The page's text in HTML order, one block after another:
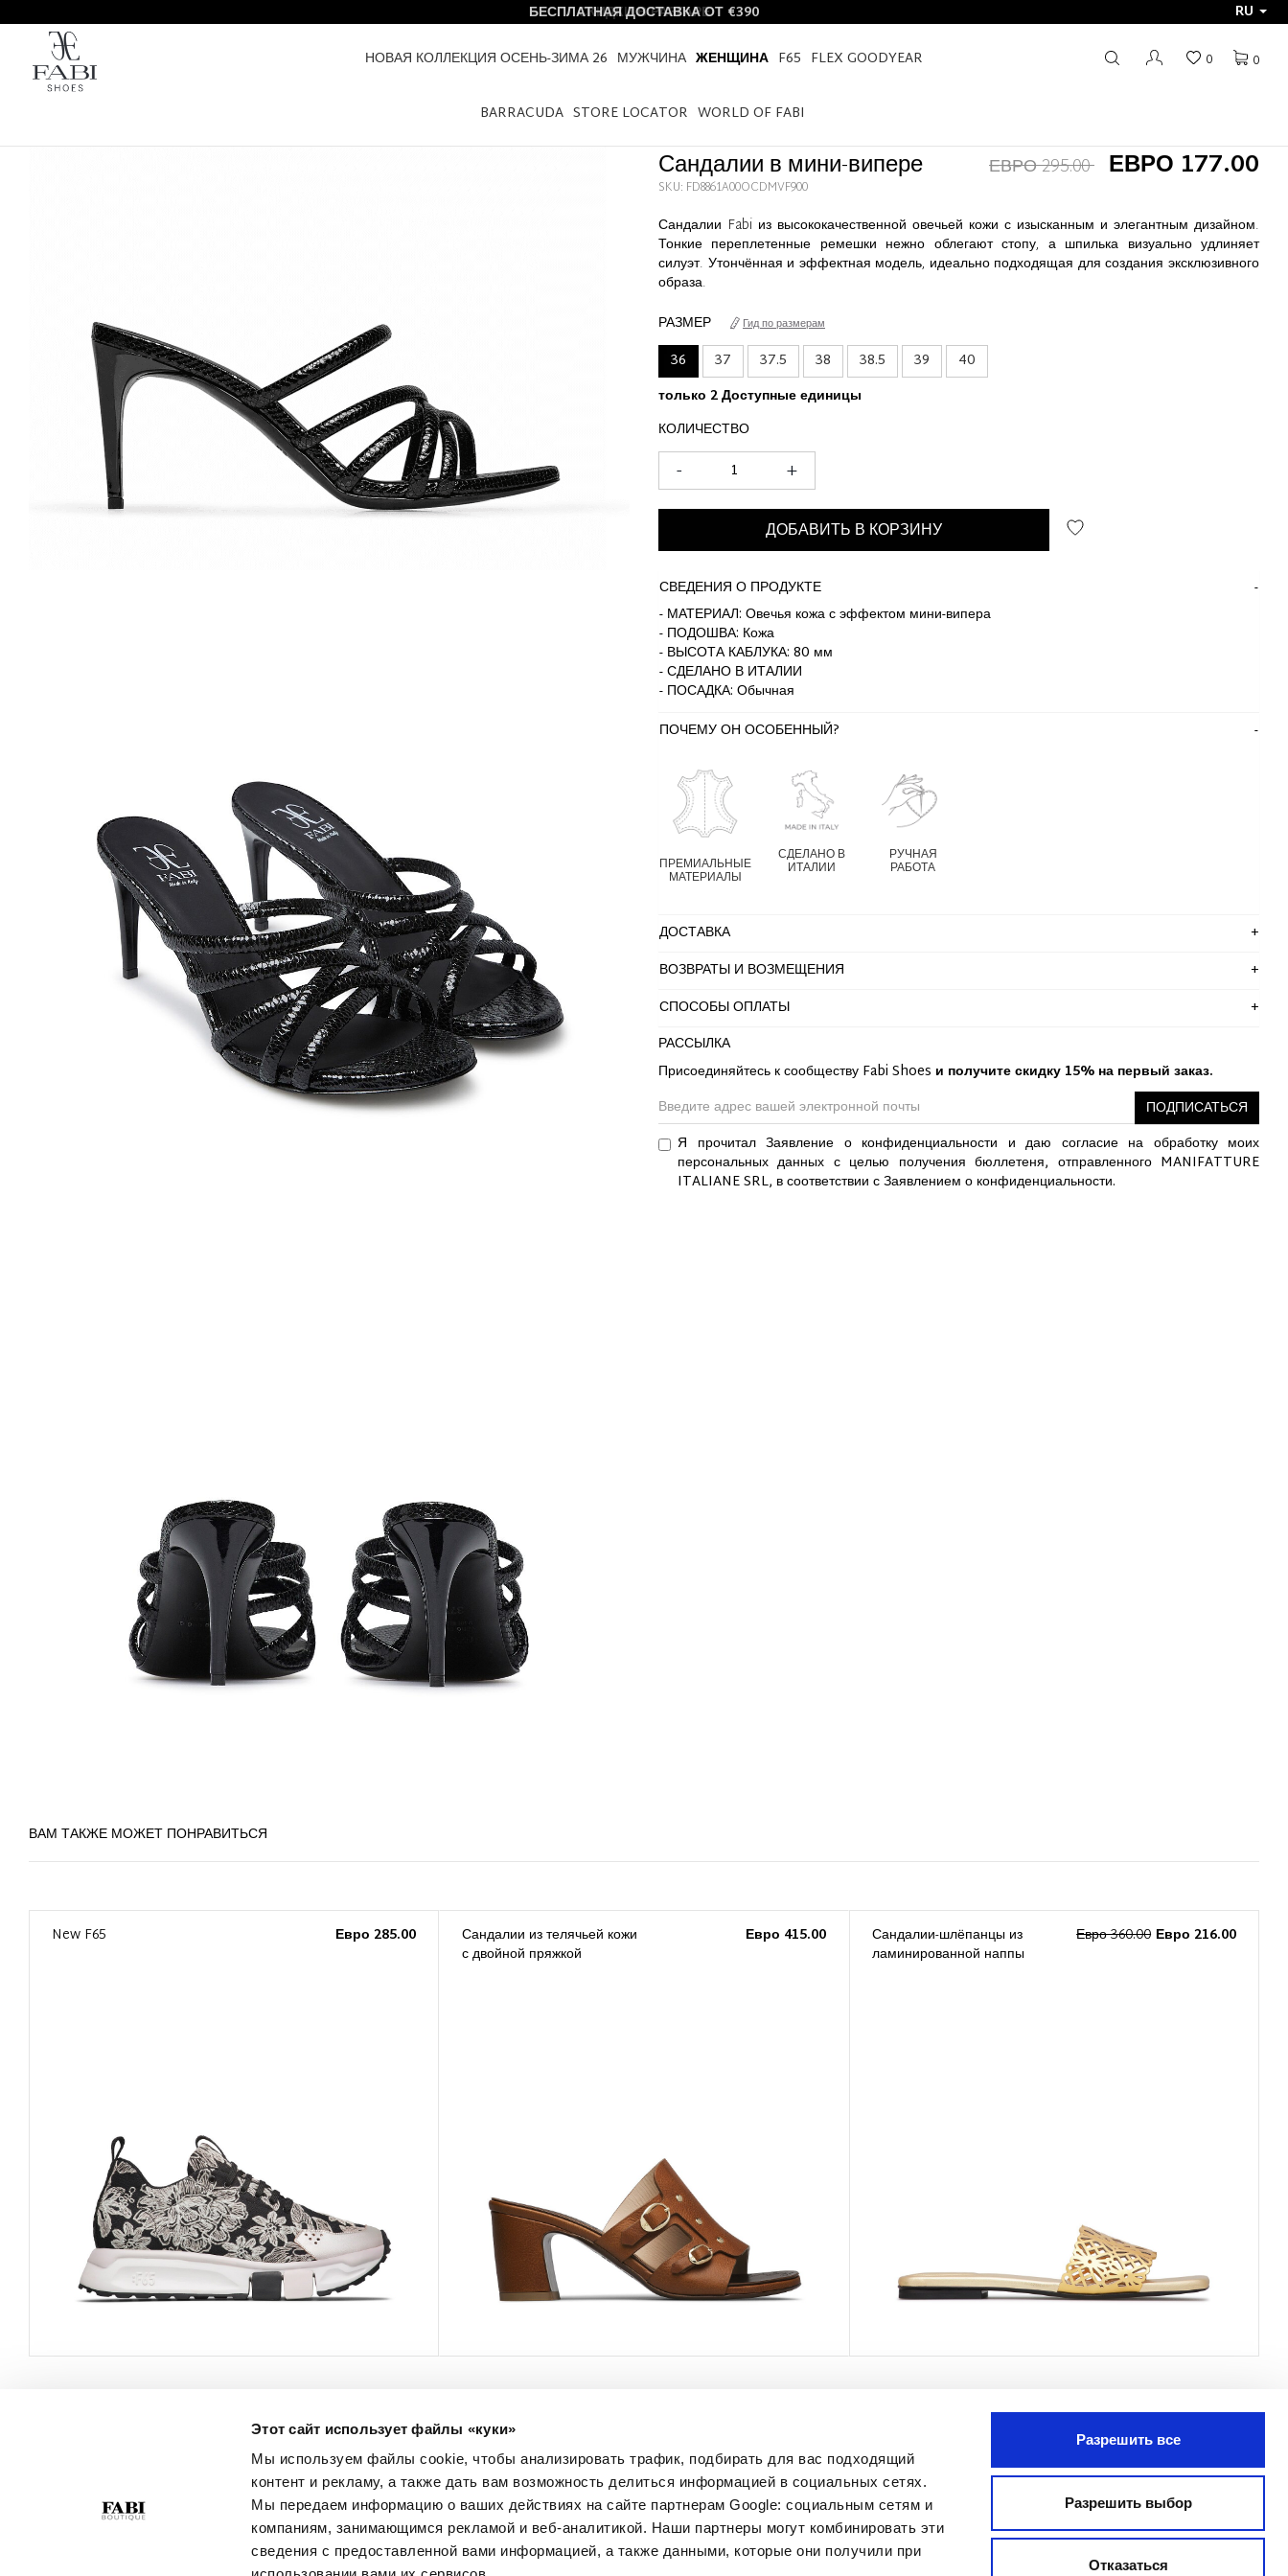
Этот сайт использует файлы «куки»
Мы используем файлы cookie, чтобы анализировать трафик, подбирать для вас подходящий
контент и рекламу, а также дать вам возможность делиться информацией в социальных сетях.
Мы передаем информацию о ваших действиях на сайте партнерам Google: социальным сетям и
компаниям, занимающимся рекламой и веб-аналитикой. Наши партнеры могут комбинировать эти
сведения с предоставленной вами информацией, а также данными, которые они получили при
Разрешить все
Разрешить выбор
Отказаться
БЕСПЛАТНАЯ ДОСТАВКА ОТ €390
RU
НОВАЯ КОЛЛЕКЦИЯ ОСЕНЬ-ЗИМА 26 МУЖЧИНА ЖЕНЩИНА F65 FLEX GOODYEAR
BARRACUDA STORE LOCATOR WORLD OF FABI
0
0
HOME ЖЕНЩИНА САНДАЛИИ В МИНИ-ВИПЕРЕ
Сандалии в мини-випере ЕВРО 295.00 ЕВРО 177.00
SKU: FD8861A00OCDMVF900
Сандалии Fabi из высококачественной овечьей кожи с изысканным и элегантным дизайном.
Тонкие переплетенные ремешки нежно облегают стопу, а шпилька визуально удлиняет
силуэт. Утончённая и эффектная модель, идеально подходящая для создания эксклюзивного
образа.
РАЗМЕР
Гид по размерам
36 37 37.5 38 38.5 39
40
только 2 Доступные единицы
КОЛИЧЕСТВО
+
-
ДОБАВИТЬ В КОРЗИНУ
СВЕДЕНИЯ О ПРОДУКТЕ
- МАТЕРИАЛ: Овечья кожа с эффектом мини-випера
- ПОДОШВА: Кожа
- ВЫСОТА КАБЛУКА: 80 мм
- СДЕЛАНО В ИТАЛИИ
- ПОСАДКА: Обычная
ПОЧЕМУ ОН ОСОБЕННЫЙ?
ПРЕМИАЛЬНЫЕ
МАТЕРИАЛЫ
СДЕЛАНО В
ИТАЛИИ
РУЧНАЯ
РАБОТА
ДОСТАВКА
ВОЗВРАТЫ И ВОЗМЕЩЕНИЯ
СПОСОБЫ ОПЛАТЫ
РАССЫЛКА
Присоединяйтесь к сообществу Fabi Shoes и получите скидку 15% на первый заказ.
ПОДПИСАТЬСЯ
Я прочитал Заявление о конфиденциальности и даю согласие на обработку моих
персональных данных с целью получения бюллетеня, отправленного MANIFATTURE
ITALIANE SRL, в соответствии с Заявлением о конфиденциальности.
ВАМ ТАКЖЕ МОЖЕТ ПОНРАВИТЬСЯ
New F65 Евро 285.00
Сандалии из телячьей кожи
с двойной пряжкой
Евро 415.00
Сандалии-шлёпанцы из
ламинированной наппы
Евро 360.00 Евро 216.00
Условия Покупки
Политика
Конфиденциальности
Политика В Отношении
Файлов Cookie
Best Of Fabi
МЫ В СОЦСЕТЯХ
Facebook
Instagram
Pinterest
Twitter
YouTube
ПОДПИСАТЬСЯ
Я прочитал Заявление о
конфиденциальности и даю согласие
на обработку моих персональных
данных с целью получения
бюллетеня, отправленного